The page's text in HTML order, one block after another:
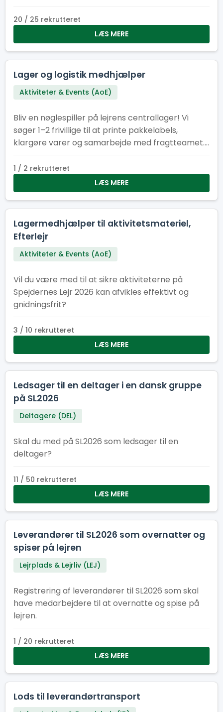
20 / 25 rekrutteret
LÆS MERE
Lager og logistik medhjælper
Aktiviteter & Events (AoE)
Bliv en nøglespiller på lejrens centrallager! Vi
søger 1–2 frivillige til at printe pakkelabels,
klargøre varer og samarbejde med fragtteamet.
B.
1 / 2 rekrutteret
LÆS MERE
Lagermedhjælper til aktivitetsmateriel,
Efterlejr
Aktiviteter & Events (AoE)
Vil du være med til at sikre aktiviteterne på
Spejdernes Lejr 2026 kan afvikles effektivt og
gnidningsfrit?
3 / 10 rekrutteret
LÆS MERE
Ledsager til en deltager i en dansk gruppe
på SL2026
Deltagere (DEL)
Skal du med på SL2026 som ledsager til en
deltager?
11 / 50 rekrutteret
LÆS MERE
Leverandører til SL2026 som overnatter og
spiser på lejren
Lejrplads & Lejrliv (LEJ)
Registrering af leverandører til SL2026 som skal
have medarbejdere til at overnatte og spise på
lejren.
1 / 20 rekrutteret
LÆS MERE
Lods til leverandørtransport